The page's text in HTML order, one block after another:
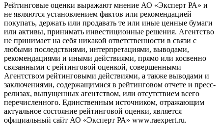
Рейтинговые оценки выражают мнение АО «Эксперт РА» и
не являются установлением фактов или рекомендацией
покупать, держать или продавать те или иные ценные бумаги
или активы, принимать инвестиционные решения. Агентство
не принимает на себя никакой ответственности в связи с
любыми последствиями, интерпретациями, выводами,
рекомендациями и иными действиями, прямо или косвенно
связанными с рейтинговой оценкой, совершенными
Агентством рейтинговыми действиями, а также выводами и
заключениями, содержащимися в рейтинговом отчете и пресс-
релизах, выпущенных агентством, или отсутствием всего
перечисленного. Единственным источником, отражающим
актуальное состояние рейтинговой оценки, является
официальный сайт АО «Эксперт РА» www.raexpert.ru.